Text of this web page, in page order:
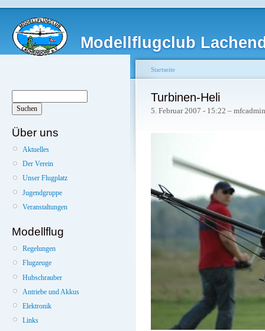
Modellflugclub
Über uns
Aktuelles
Der Verein
Unser Flugplatz
Jugendgruppe
Veranstaltungen
Modellflug
Regelungen
Flugzeuge
Hubschrauber
Antriebe und Akkus
Elektronik
Links
Startseite
Turbinen-Heli
5. Februar 2007 - 15:22 – mfcadmin